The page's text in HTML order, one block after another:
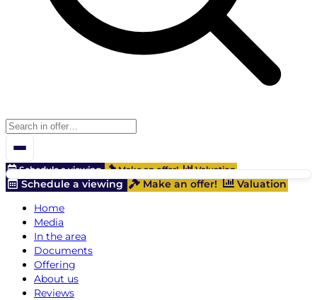
Schedule a viewing Make an offer! Valuation
Schedule a viewing Make an offer!
Valuation
Home
Media
In the area
Documents
Offering
About us
Reviews